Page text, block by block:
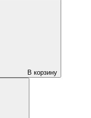
В корзину